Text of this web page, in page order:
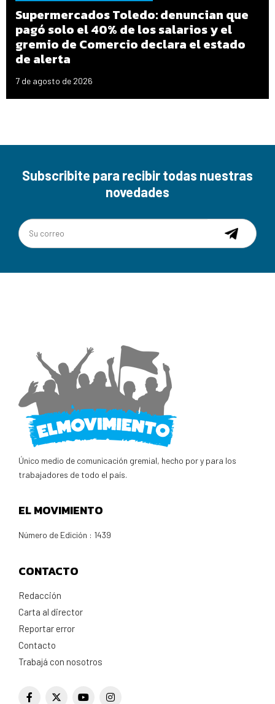
Supermercados Toledo: denuncian que
pagó solo el 40% de los salarios y el
gremio de Comercio declara el estado
de alerta
7 de agosto de 2026
Subscribite para recibir todas nuestras
novedades
Único medio de comunicación gremial, hecho por y para los
trabajadores de todo el país.
EL MOVIMIENTO
Número de Edición : 1439
CONTACTO
Redacción
Carta al director
Reportar error
Contacto
Trabajá con nosotros